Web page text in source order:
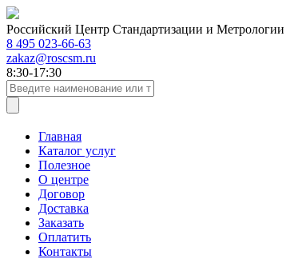
Российский Центр Стандартизации и Метрологии
8 495 023-66-63
zakaz@roscsm.ru
8:30-17:30
Главная
Каталог услуг
Полезное
О центре
Договор
Доставка
Заказать
Оплатить
Контакты